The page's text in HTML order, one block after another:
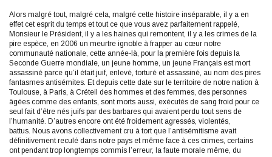
Alors malgré tout, malgré cela, malgré cette histoire inséparable, il y a en
effet cet esprit du temps et tout ce que vous avez parfaitement rappelé,
Monsieur le Président, il y a les haines qui remontent, il y a les crimes de la
pire espèce, en 2006 un meurtre ignoble à frapper au cœur notre
communauté nationale, cette année-là, pour la première fois depuis la
Seconde Guerre mondiale, un jeune homme, un jeune Français est mort
assassiné parce qu’il était juif, enlevé, torturé et assassiné, au nom des pires
fantasmes antisémites. Et depuis cette date sur le territoire de notre nation à
Toulouse, à Paris, à Créteil des hommes et des femmes, des personnes
âgées comme des enfants, sont morts aussi, exécutés de sang froid pour ce
seul fait d’être nés juifs par des barbares qui avaient perdu tout sens de
l’humanité. D’autres encore ont été froidement agressés, violentés,
battus. Nous avons collectivement cru à tort que l’antisémitisme avait
définitivement reculé dans notre pays et même face à ces crimes, certains
ont pendant trop longtemps commis l’erreur, la faute morale même, du